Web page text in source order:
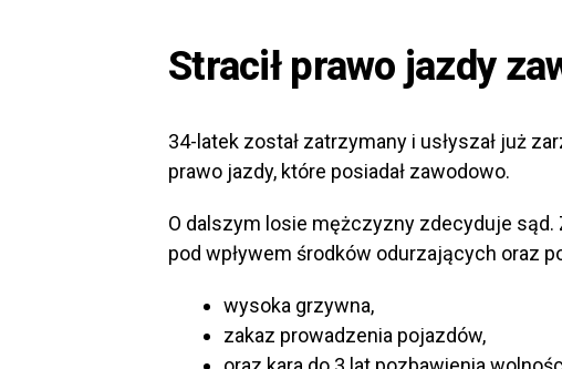
Stracił prawo jazdy
34-latek został zatrzymany i usłyszał już
prawo jazdy, które posiadał zawodowo.
O dalszym losie mężczyzny zdecyduje sąd.
pod wpływem środków odurzających oraz
wysoka grzywna,
zakaz prowadzenia pojazdów,